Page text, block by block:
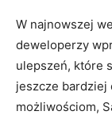
W najnowszej
deweloperzy
ulepszeń,⁣ które
‌jeszcze bardziej‍
możliwościom,